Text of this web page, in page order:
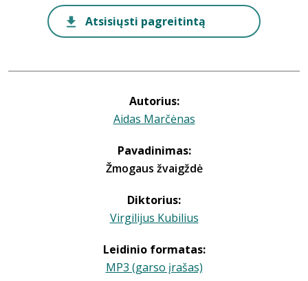
Autorius:
Aidas Marčėnas
Pavadinimas:
Žmogaus žvaigždė
Diktorius:
Virgilijus Kubilius
Leidinio formatas:
MP3 (garso įrašas)
Atsisiųsti pagreitintą